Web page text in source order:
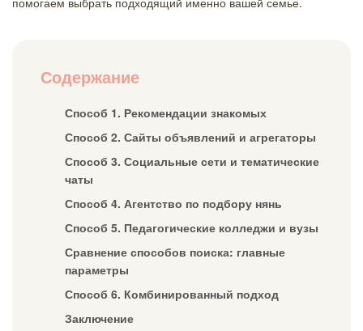
Содержание
Способ 1. Рекомендации знакомых
Способ 2. Сайты объявлений и агрегаторы
Способ 3. Социальные сети и тематические
чаты
Способ 4. Агентство по подбору нянь
Способ 5. Педагогические колледжи и вузы
Сравнение способов поиска: главные
параметры
Способ 6. Комбинированный подход
Заключение